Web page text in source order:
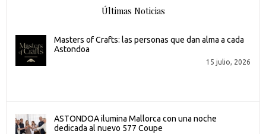
Últimas Noticias
Masters of Crafts: las personas que dan alma a cada
Astondoa
15 julio, 2026
ASTONDOA ilumina Mallorca con una noche
dedicada al nuevo 577 Coupe